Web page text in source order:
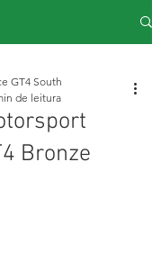
Bronze
GT4 South
de leitura